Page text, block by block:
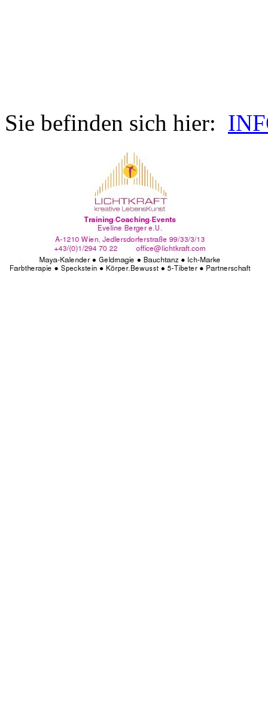
Sie befinden sich hier: